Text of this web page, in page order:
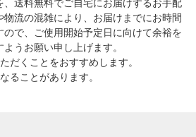
流の混雑により、お届けまでにお時間
で、ご使用開始予定日に向けて余裕を
うお願い申し上げます。
だくことをおすすめします。
ることがあります。